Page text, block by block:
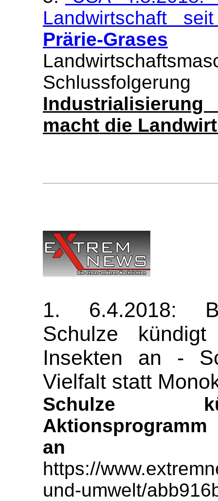
Landwirtschaft
Prärie-Grases
macht die
1. 6.4.2018:
Schulze kündigt
Insekten an -
Vielfalt statt
Schulze
an
https://
und-umwelt/